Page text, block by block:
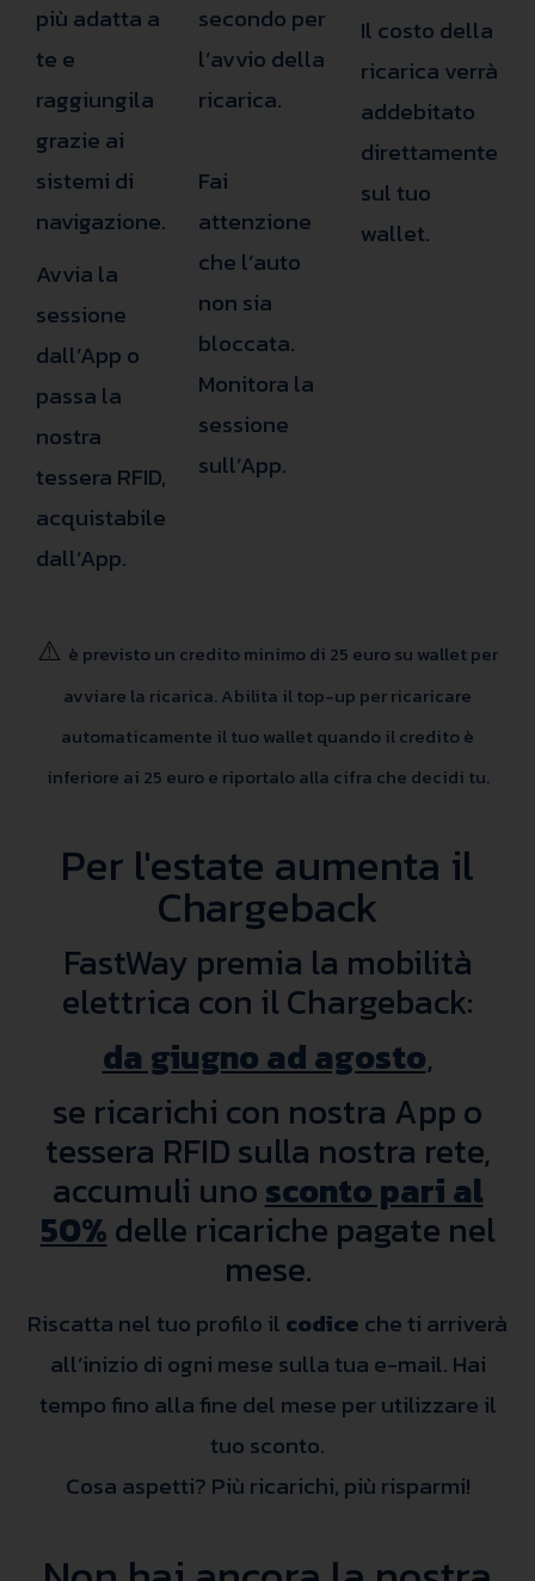
più adatta a
te e
raggiungila
grazie ai
sistemi di
navigazione.
Avvia la
sessione
dall’App o
passa la
nostra
tessera RFID,
acquistabile
dall’App.
secondo per
l’avvio della
ricarica.
Fai
attenzione
che l’auto
non sia
bloccata.
Monitora la
sessione
sull’App.
Il costo della
ricarica verrà
addebitato
direttamente
sul tuo
wallet.
⚠️ è previsto un credito minimo di 25 euro su wallet per
avviare la ricarica. Abilita il top-up per ricaricare
automaticamente il tuo wallet quando il credito è
inferiore ai 25 euro e riportalo alla cifra che decidi tu.
Per l'estate aumenta il
Chargeback
FastWay premia la mobilità
elettrica con il Chargeback:
da giugno ad agosto,
se ricarichi con nostra App o
tessera RFID sulla nostra rete,
accumuli unosconto pari al
50%delle ricariche pagate nel
mese.
Riscatta nel tuo profilo il codice che ti arriverà
all’inizio di ogni mese sulla tua e-mail. Hai
tempo fino alla fine del mese per utilizzare il
tuo sconto.
Cosa aspetti? Più ricarichi, più risparmi!